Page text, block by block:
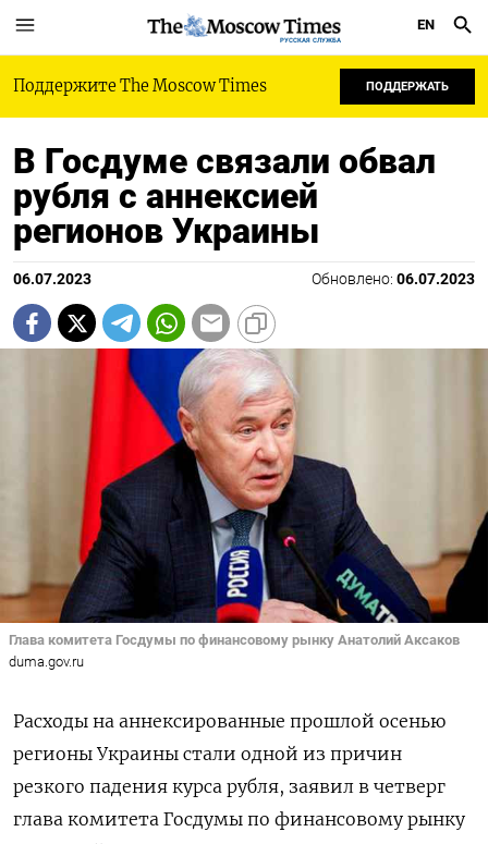
РУССКАЯ СЛУЖБА
EN
Поддержите The Moscow Times ПОДДЕРЖАТЬ
В Госдуме связали обвал
рубля с аннексией
регионов Украины
06.07.2023 Обновлено: 06.07.2023
Глава комитета Госдумы по финансовому рынку Анатолий Аксаков
duma.gov.ru
Расходы на аннексированные прошлой осенью
регионы Украины стали одной из причин
резкого падения курса рубля, заявил в четверг
глава комитета Госдумы по финансовому рынку